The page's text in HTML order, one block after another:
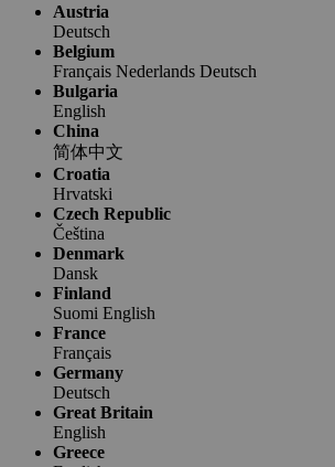
Austria
Deutsch
Belgium
Français Nederlands Deutsch
Bulgaria
English
China
简体中文
Croatia
Hrvatski
Czech Republic
Čeština
Denmark
Dansk
Finland
Suomi English
France
Français
Germany
Deutsch
Great Britain
English
Greece